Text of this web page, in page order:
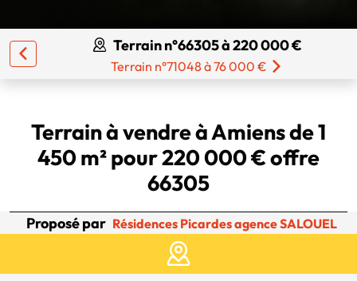
Terrain n°66305 à 220 000 €
Terrain n°71048 à 76 000 €
Terrain à vendre à Amiens de 1
450 m² pour 220 000 € offre
66305
Proposé par Résidences Picardes agence SALOUEL